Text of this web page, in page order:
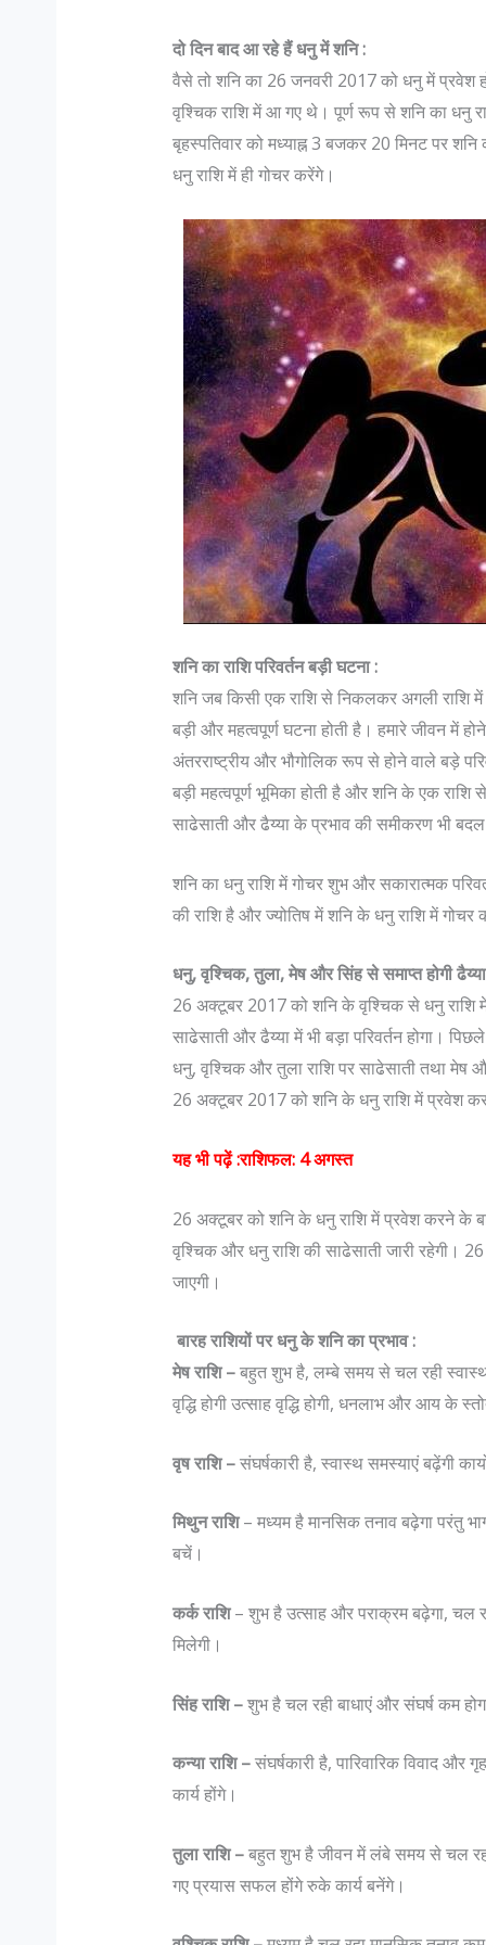
दो दिन बाद आ रहे हैं धनु में शनि :
वैसे तो शनि का 26 जनवरी 2017 को धनु में प्रवेश
वृश्चिक राशि में आ गए थे। पूर्ण रूप से शनि का धनु
बृहस्पतिवार को मध्याह्न 3 बजकर 20 मिनट पर
धनु राशि में ही गोचर करेंगे।
शनि का राशि परिवर्तन बड़ी घटना :
शनि जब किसी एक राशि से निकलकर अगली राशि
बड़ी और महत्वपूर्ण घटना होती है। हमारे जीवन में
अंतरराष्ट्रीय और भौगोलिक रूप से होने वाले बड़े
बड़ी महत्वपूर्ण भूमिका होती है और शनि के एक राशि
साढेसाती और ढैय्या के प्रभाव की समीकरण भी
शनि का धनु राशि में गोचर शुभ और सकारात्मक
की राशि है और ज्योतिष में शनि के धनु राशि में गोचर
धनु, वृश्चिक, तुला, मेष और सिंह से समाप्त होगी
26 अक्टूबर 2017 को शनि के वृश्चिक से धनु राशि
साढेसाती और ढैय्या में भी बड़ा परिवर्तन होगा।
धनु, वृश्चिक और तुला राशि पर साढेसाती तथा मेष
26 अक्टूबर 2017 को शनि के धनु राशि में प्रवेश
यह भी पढ़ें :राशिफल: 4 अगस्त
26 अक्टूबर को शनि के धनु राशि में प्रवेश करने के
वृश्चिक और धनु राशि की साढेसाती जारी रहेगी।
जाएगी।
बारह राशियों पर धनु के शनि का प्रभाव :
मेष राशि –बहुत शुभ है, लम्बे समय से चल रही स्वास्थ
वृद्धि होगी उत्साह वृद्धि होगी, धनलाभ और आय के
वृष राशि –संघर्षकारी है, स्वास्थ समस्याएं बढ़ेंगी
मिथुन राशि– मध्यम है मानसिक तनाव बढ़ेगा परंतु
बचें।
कर्क राशि– शुभ है उत्साह और पराक्रम बढ़ेगा, चल
मिलेगी।
सिंह राशि –शुभ है चल रही बाधाएं और संघर्ष कम
कन्या राशि –संघर्षकारी है, पारिवारिक विवाद और
कार्य होंगे।
तुला राशि –बहुत शुभ है जीवन में लंबे समय से चल रहा
गए प्रयास सफल होंगे रुके कार्य बनेंगे।